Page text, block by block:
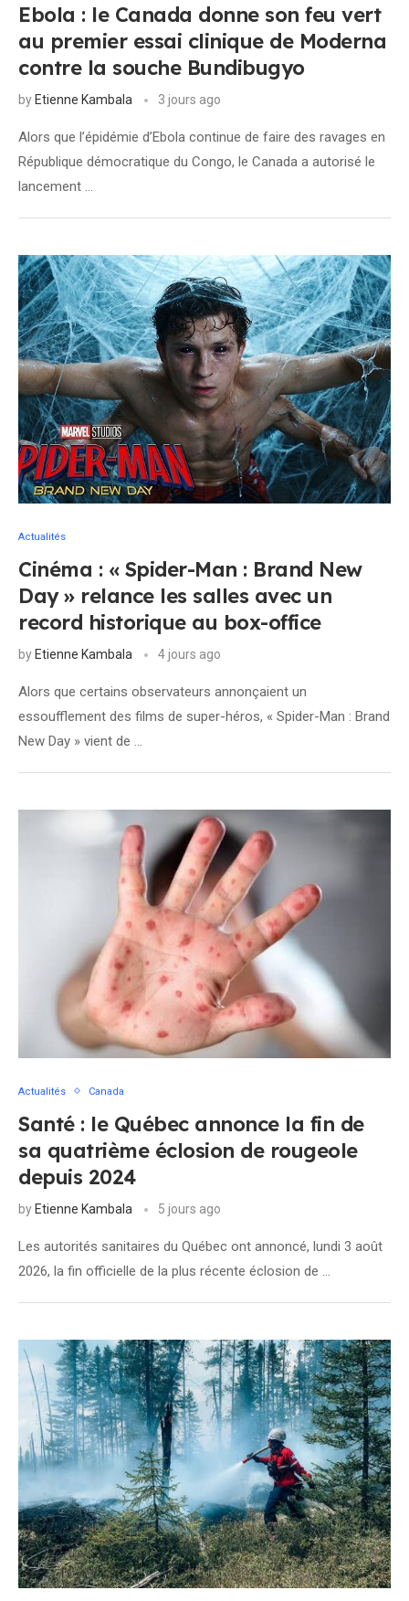
Ebola : le Canada donne son feu vert
au premier essai clinique de Moderna
contre la souche Bundibugyo
by Etienne Kambala 3 jours ago
Alors que l’épidémie d’Ebola continue de faire des ravages en
République démocratique du Congo, le Canada a autorisé le
lancement …
Actualités
Cinéma : « Spider-Man : Brand New
Day » relance les salles avec un
record historique au box-office
by Etienne Kambala 4 jours ago
Alors que certains observateurs annonçaient un
essoufflement des films de super-héros, « Spider-Man : Brand
New Day » vient de …
Actualités Canada
Santé : le Québec annonce la fin de
sa quatrième éclosion de rougeole
depuis 2024
by Etienne Kambala 5 jours ago
Les autorités sanitaires du Québec ont annoncé, lundi 3 août
2026, la fin officielle de la plus récente éclosion de …